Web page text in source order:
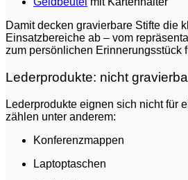
Damit decken gravierbare Stifte die
Einsatzbereiche ab – vom
zum persönlichen Erinnerungsstück
Lederprodukte: nicht
Lederprodukte eignen sich nicht für
zählen unter anderem:
Konferenzmappen
Laptoptaschen